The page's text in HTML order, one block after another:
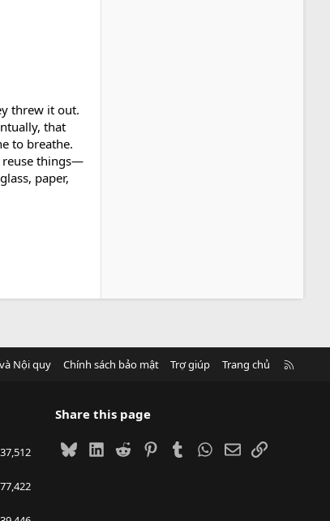
threw it out.
that
to breathe.
reuse things—
paper,
Nội quy Chính sách bảo mật Trợ giúp Trang chủ
Share this page
BlueskyLinkedIn
Reddit PinterestTumblrWhatsApp
EmailLink